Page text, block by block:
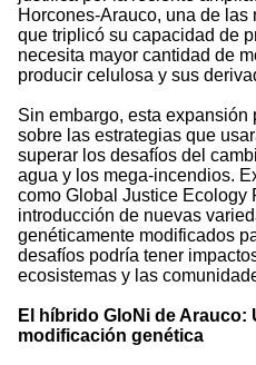
Horcones-Arauco, una de las
que triplicó su capacidad de
necesita mayor cantidad de
producir celulosa y sus
Sin embargo, esta
sobre las estrategias que
superar los desafíos del
agua y los mega-incendios.
como Global Justice Ecology
introducción de nuevas
genéticamente modificados
desafíos podría tener
ecosistemas y las
El híbrido GloNi de Arauco:
modificación genética